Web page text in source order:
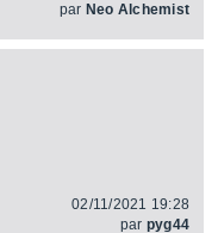
par Neo Alchemist
02/11/2021 19:28
par pyg44